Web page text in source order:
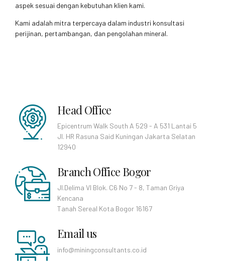
aspek sesuai dengan kebutuhan klien kami.
Kami adalah mitra terpercaya dalam industri konsultasi
perijinan, pertambangan, dan pengolahan mineral.
Head Office
Epicentrum Walk South A 529 - A 531 Lantai 5
Jl. HR Rasuna Said Kuningan Jakarta Selatan
12940
Branch Office Bogor
Jl.Delima VI Blok. C6 No 7 - 8, Taman Griya
Kencana
Tanah Sereal Kota Bogor 16167
Email us
info@miningconsultants.co.id